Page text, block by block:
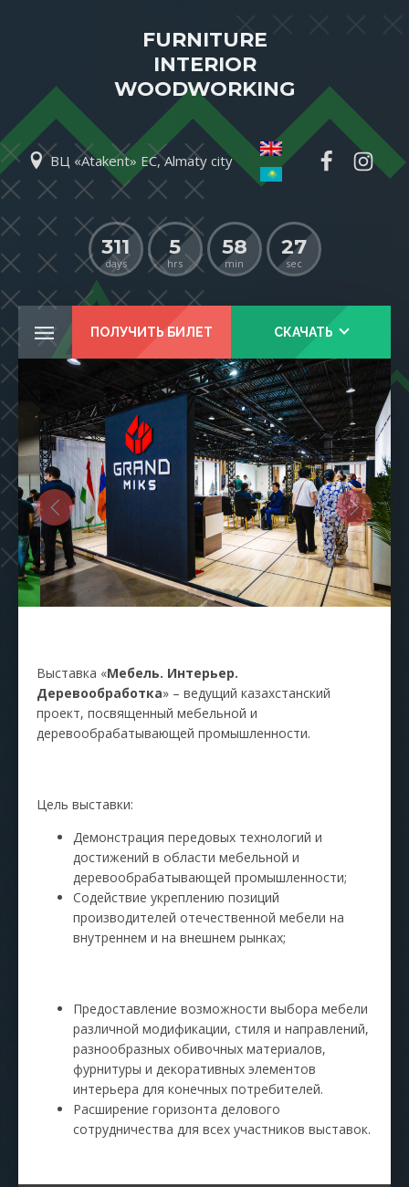
FURNITURE
INTERIOR
WOODWORKING
ВЦ «Atakent» EC, Almaty city
311
days
5
hrs
58
min
25
sec
ПОЛУЧИТЬ БИЛЕТ СКАЧАТЬ
Выставка «Мебель. Интерьер.
Деревообработка» – ведущий казахстанский
проект, посвященный мебельной и
деревообрабатывающей промышленности.
Цель выставки:
Демонстрация передовых технологий и
достижений в области мебельной и
деревообрабатывающей промышленности;
Содействие укреплению позиций
производителей отечественной мебели на
внутреннем и на внешнем рынках;
Предоставление возможности выбора мебели
различной модификации, стиля и направлений,
разнообразных обивочных материалов,
фурнитуры и декоративных элементов
интерьера для конечных потребителей.
Расширение горизонта делового
сотрудничества для всех участников выставок.